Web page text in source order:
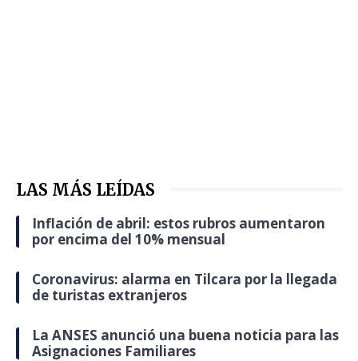
LAS MÁS LEÍDAS
Inflación de abril: estos rubros aumentaron
por encima del 10% mensual
Coronavirus: alarma en Tilcara por la llegada
de turistas extranjeros
La ANSES anunció una buena noticia para las
Asignaciones Familiares